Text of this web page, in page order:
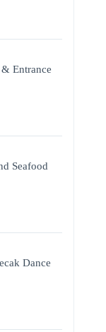
Entrance
Seafood
Dance